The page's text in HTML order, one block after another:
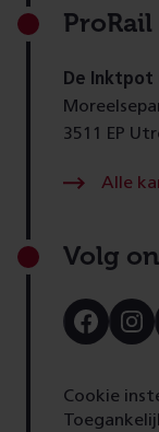
ProRail
De
3511 EP
Alle
Volg
Bezoek
onze
Cookie